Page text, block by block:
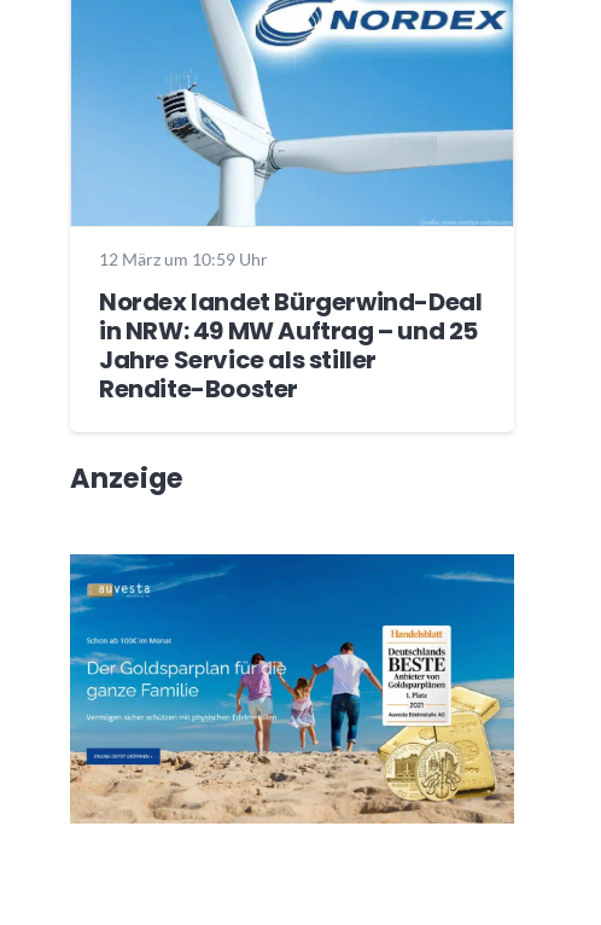
12 März um 10:59 Uhr
Nordex landet Bürgerwind-Deal
in NRW: 49 MW Auftrag – und 25
Jahre Service als stiller
Rendite-Booster
Anzeige